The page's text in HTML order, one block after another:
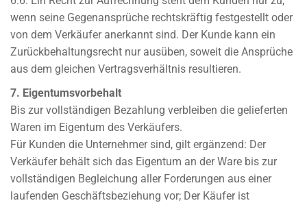
wenn seine Gegenansprüche rechtskräftig festgestellt oder
von dem Verkäufer anerkannt sind. Der Kunde kann ein
Zurückbehaltungsrecht nur ausüben, soweit die Ansprüche
aus dem gleichen Vertragsverhältnis resultieren.
7. Eigentumsvorbehalt
Bis zur vollständigen Bezahlung verbleiben die gelieferten
Waren im Eigentum des Verkäufers.
Für Kunden die Unternehmer sind, gilt ergänzend: Der
Verkäufer behält sich das Eigentum an der Ware bis zur
vollständigen Begleichung aller Forderungen aus einer
laufenden Geschäftsbeziehung vor; Der Käufer ist